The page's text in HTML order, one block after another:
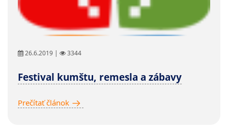
26.6.2019 | 3344
Festival kumštu, remesla a zábavy
Prečítať článok